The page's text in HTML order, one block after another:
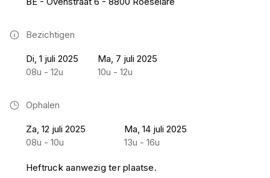
Bezichtigen
Di, 1 juli 2025
08u - 12u
Ma, 7 juli 2025
10u - 12u
Ophalen
Za, 12 juli 2025
08u - 10u
Ma, 14 juli 2025
13u - 16u
Heftruck aanwezig ter plaatse.